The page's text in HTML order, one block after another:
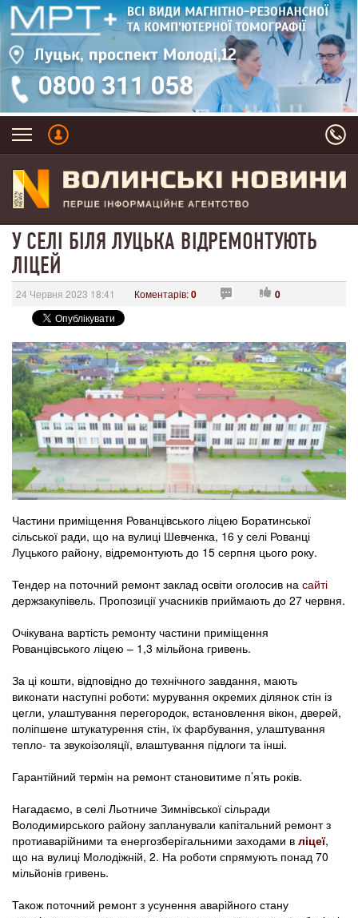
У СЕЛІ БІЛЯ ЛУЦЬКА ВІДРЕМОНТУЮТЬ
ЛІЦЕЙ
24 Червня 2023 18:41 Коментарів:0 0
Частини приміщення Рованцівського ліцею Боратинської
сільської ради, що на вулиці Шевченка, 16 у селі Рованці
Луцького району, відремонтують до 15 серпня цього року.
Тендер на поточний ремонт заклад освіти оголосив на сайті
держзакупівель. Пропозиції учасників приймають до 27 червня.
Очікувана вартість ремонту частини приміщення
Рованцівського ліцею – 1,3 мільйона гривень.
За ці кошти, відповідно до технічного завдання, мають
виконати наступні роботи: мурування окремих ділянок стін із
цегли, улаштування перегородок, встановлення вікон, дверей,
поліпшене штукатурення стін, їх фарбування, улаштування
тепло- та звукоізоляції, влаштування підлоги та інші.
Гарантійний термін на ремонт становитиме п’ять років.
Нагадаємо, в селі Льотниче Зимнівської сільради
Володимирського району запланували капітальний ремонт з
протиаварійними та енергозберігальними заходами в ліцеї,
що на вулиці Молодіжній, 2. На роботи спрямують понад 70
мільйонів гривень.
Також поточний ремонт з усунення аварійного стану